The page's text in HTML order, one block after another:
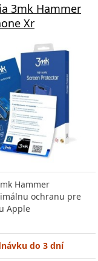
3mk Hammer
Xr
Hammer
ochranu pre
Apple
do 3 dní